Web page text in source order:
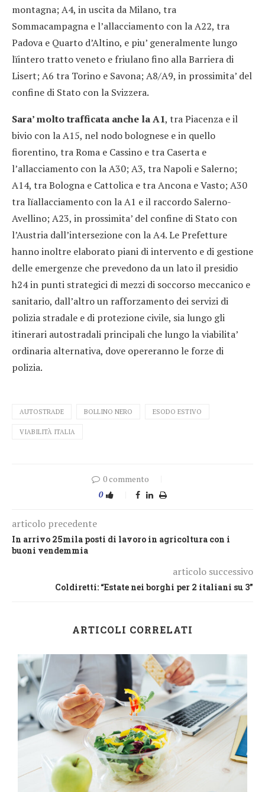
montagna; A4, in uscita da Milano, tra
Sommacampagna e l’allacciamento con la A22, tra
Padova e Quarto d’Altino, e piu’ generalmente lungo
lïintero tratto veneto e friulano fino alla Barriera di
Lisert; A6 tra Torino e Savona; A8/A9, in prossimita’ del
confine di Stato con la Svizzera.
Sara’ molto trafficata anche la A1, tra Piacenza e il
bivio con la A15, nel nodo bolognese e in quello
fiorentino, tra Roma e Cassino e tra Caserta e
l’allacciamento con la A30; A3, tra Napoli e Salerno;
A14, tra Bologna e Cattolica e tra Ancona e Vasto; A30
tra lïallacciamento con la A1 e il raccordo Salerno-
Avellino; A23, in prossimita’ del confine di Stato con
l’Austria dall’intersezione con la A4. Le Prefetture
hanno inoltre elaborato piani di intervento e di gestione
delle emergenze che prevedono da un lato il presidio
h24 in punti strategici di mezzi di soccorso meccanico e
sanitario, dall’altro un rafforzamento dei servizi di
polizia stradale e di protezione civile, sia lungo gli
itinerari autostradali principali che lungo la viabilita’
ordinaria alternativa, dove opereranno le forze di
polizia.
AUTOSTRADE BOLLINO NERO ESODO ESTIVO
VIABILITÀ ITALIA
0 commento
0
articolo precedente
In arrivo 25mila posti di lavoro in agricoltura con i
buoni vendemmia
articolo successivo
Coldiretti: “Estate nei borghi per 2 italiani su 3”
ARTICOLI CORRELATI